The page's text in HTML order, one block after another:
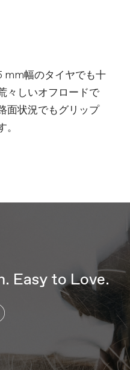
mm幅のタイヤでも十
々しいオフロードで
面状況でもグリップ
Easy to Love.
があります。予めご了承く